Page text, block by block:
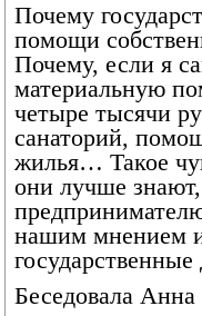
Почему
помощи
Почему, если я
материальную
четыре тысячи
санаторий,
жилья… Такое
они лучше
нашим мнением
государственные
Беседовала